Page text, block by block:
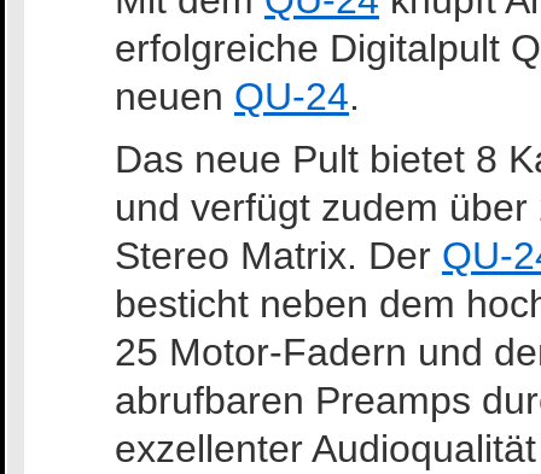
erfolgreiche Digitalpult
neuen QU-24.
Das neue Pult bietet 8
und verfügt zudem
Stereo Matrix. Der QU-
besticht neben dem
25 Motor-Fadern und
abrufbaren Preamps
exzellenter